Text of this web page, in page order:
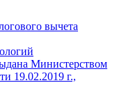
вычета
Министерством
19.02.2019 г.,